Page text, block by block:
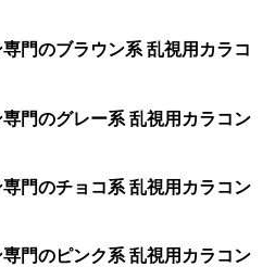
門のブラウン系 乱視用カラコ
門のグレー系 乱視用カラコン
門のチョコ系 乱視用カラコン
門のピンク系 乱視用カラコン